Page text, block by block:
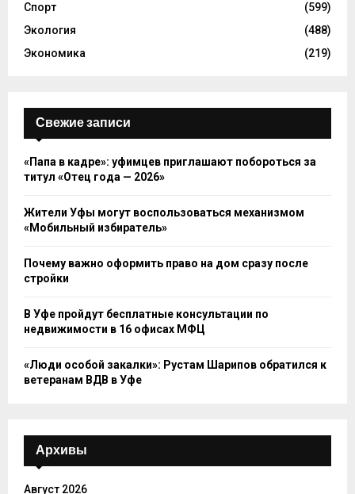
Спорт
(599)
Экология
(488)
Экономика
(219)
Свежие записи
«Папа в кадре»: уфимцев приглашают побороться за
титул «Отец года — 2026»
Жители Уфы могут воспользоваться механизмом
«Мобильный избиратель»
Почему важно оформить право на дом сразу после
стройки
В Уфе пройдут бесплатные консультации по
недвижимости в 16 офисах МФЦ
«Люди особой закалки»: Рустам Шарипов обратился к
ветеранам ВДВ в Уфе
Архивы
Август 2026